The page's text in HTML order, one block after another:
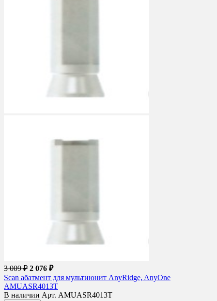
3 009 ₽ 2 076 ₽
Scan абатмент для мультиюнит AnyRidge, AnyOne
AMUASR4013T
В наличии Арт. AMUASR4013T